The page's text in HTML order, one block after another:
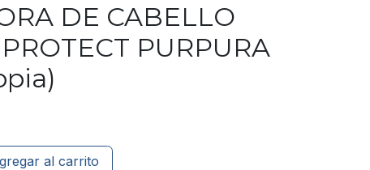
DE CABELLO
PURPURA
al carrito